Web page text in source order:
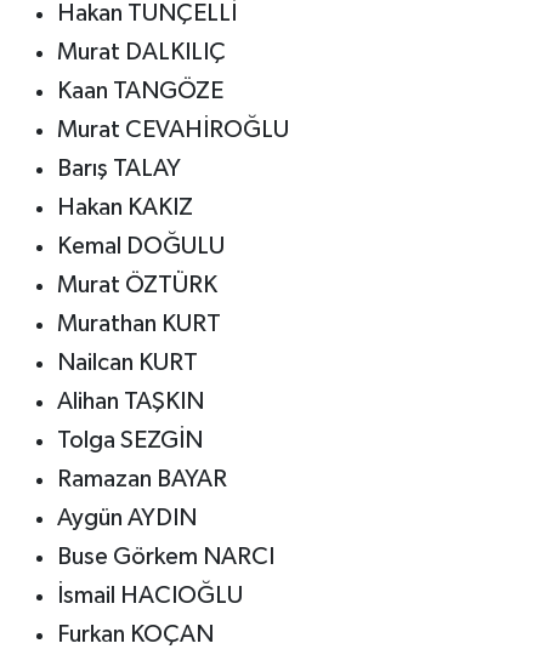
Hakan TUNÇELLİ
Murat DALKILIÇ
Kaan TANGÖZE
Murat CEVAHİROĞLU
Barış TALAY
Hakan KAKIZ
Kemal DOĞULU
Murat ÖZTÜRK
Murathan KURT
Nailcan KURT
Alihan TAŞKIN
Tolga SEZGİN
Ramazan BAYAR
Aygün AYDIN
Buse Görkem NARCI
İsmail HACIOĞLU
Furkan KOÇAN